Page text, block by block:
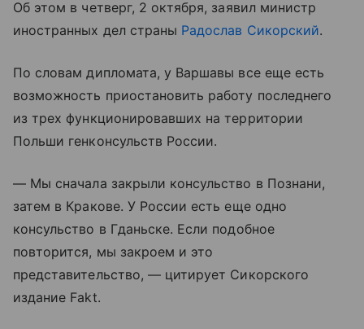
Об этом в четверг, 2 октября, заявил министр
иностранных дел страны Радослав Сикорский.
По словам дипломата, у Варшавы все еще есть
возможность приостановить работу последнего
из трех функционировавших на территории
Польши генконсульств России.
— Мы сначала закрыли консульство в Познани,
затем в Кракове. У России есть еще одно
консульство в Гданьске. Если подобное
повторится, мы закроем и это
представительство, — цитирует Сикорского
издание Fakt.